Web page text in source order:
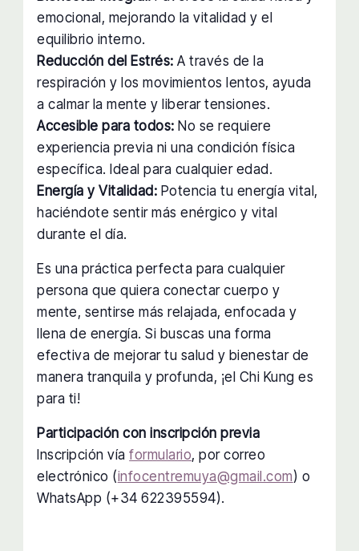
emocional, mejorando la vitalidad y el
equilibrio interno.
Reducción del Estrés: A través de la
respiración y los movimientos lentos, ayuda
a calmar la mente y liberar tensiones.
Accesible para todos: No se requiere
experiencia previa ni una condición física
específica. Ideal para cualquier edad.
Energía y Vitalidad: Potencia tu energía vital,
haciéndote sentir más enérgico y vital
durante el día.
Es una práctica perfecta para cualquier
persona que quiera conectar cuerpo y
mente, sentirse más relajada, enfocada y
llena de energía. Si buscas una forma
efectiva de mejorar tu salud y bienestar de
manera tranquila y profunda, ¡el Chi Kung es
para ti!
Participación con inscripción previa
Inscripción víaformulario, por correo
electrónico (infocentremuya@gmail.com) o
WhatsApp (+34 622395594).